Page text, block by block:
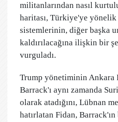
militanlarından nasıl
haritası, Türkiye'ye
sistemlerinin, diğer başka
kaldırılacağına ilişkin bir
vurguladı.
Trump yönetiminin Ankara
Barrack'ı aynı zamanda
olarak atadığını, Lübnan
hatırlatan Fidan,